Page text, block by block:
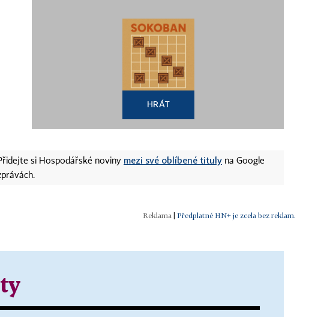
HRÁT
si Hospodářské noviny mezi své oblíbené tituly na Google
| Předplatné HN+ je zcela bez reklam.